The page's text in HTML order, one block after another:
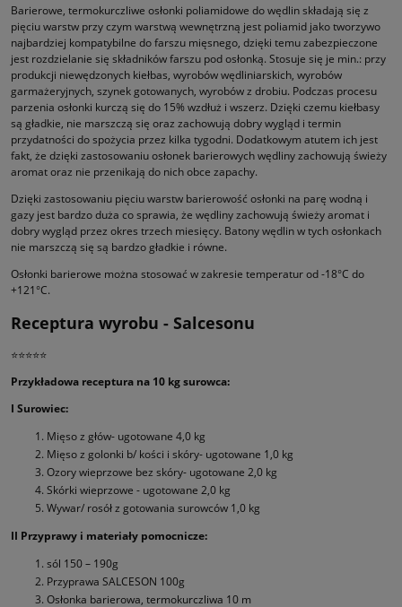
Barierowe, termokurczliwe osłonki poliamidowe do wędlin składają się z
pięciu warstw przy czym warstwą wewnętrzną jest poliamid jako tworzywo
najbardziej kompatybilne do farszu mięsnego, dzięki temu zabezpieczone
jest rozdzielanie się składników farszu pod osłonką. Stosuje się je min.: przy
produkcji niewędzonych kiełbas, wyrobów wędliniarskich, wyrobów
garmażeryjnych, szynek gotowanych, wyrobów z drobiu. Podczas procesu
parzenia osłonki kurczą się do 15% wzdłuż i wszerz. Dzięki czemu kiełbasy
są gładkie, nie marszczą się oraz zachowują dobry wygląd i termin
przydatności do spożycia przez kilka tygodni. Dodatkowym atutem ich jest
fakt, że dzięki zastosowaniu osłonek barierowych wędliny zachowują świeży
aromat oraz nie przenikają do nich obce zapachy.
Dzięki zastosowaniu pięciu warstw barierowość osłonki na parę wodną i
gazy jest bardzo duża co sprawia, że wędliny zachowują świeży aromat i
dobry wygląd przez okres trzech miesięcy. Batony wędlin w tych osłonkach
nie marszczą się są bardzo gładkie i równe.
Osłonki barierowe można stosować w zakresie temperatur od -18°C do
+121°C.
Receptura wyrobu - Salcesonu
⭐⭐⭐⭐⭐
Przykładowa receptura na 10 kg surowca:
I Surowiec:
Mięso z głów- ugotowane 4,0 kg
Mięso z golonki b/ kości i skóry- ugotowane 1,0 kg
Ozory wieprzowe bez skóry- ugotowane 2,0 kg
Skórki wieprzowe - ugotowane 2,0 kg
Wywar/ rosół z gotowania surowców 1,0 kg
II Przyprawy i materiały pomocnicze:
sól 150 – 190g
Przyprawa SALCESON 100g
Osłonka barierowa, termokurczliwa 10 m